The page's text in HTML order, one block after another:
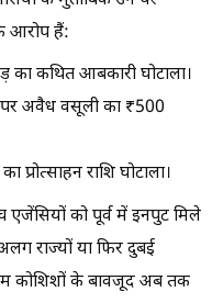
आरोप हैं:
कथित आबकारी घोटाला।
अवैध वसूली का ₹500
प्रोत्साहन राशि घोटाला।
एजेंसियों को पूर्व में इनपुट मिले
राज्यों या फिर दुबई
कोशिशों के बावजूद अब तक